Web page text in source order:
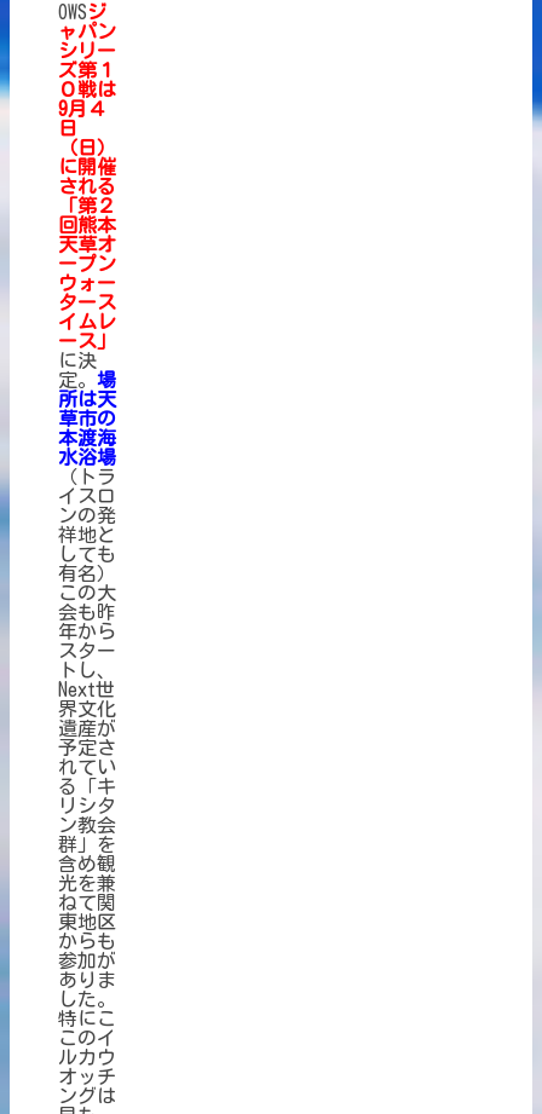
OWSジ
ャパン
シリー
ズ第１
０戦は
9月４
日
（日）
に開催
される
「第２
回熊本
天草オ
ープン
ウォー
タース
イムレ
ース」
に決
定。 場
所は天
草市の
本渡海
水浴場
（トラ
イスロ
ンの発
祥地と
しても
有名）
この大
会も昨
年から
スター
トし、
Next世
界文化
遺産が
予定さ
れてい
る「キ
リシタ
ン教会
群」を
含め観
光を兼
ねて関
東地区
からも
参加が
ありま
した。
特にこ
このイ
ルカウ
オッチ
ングは